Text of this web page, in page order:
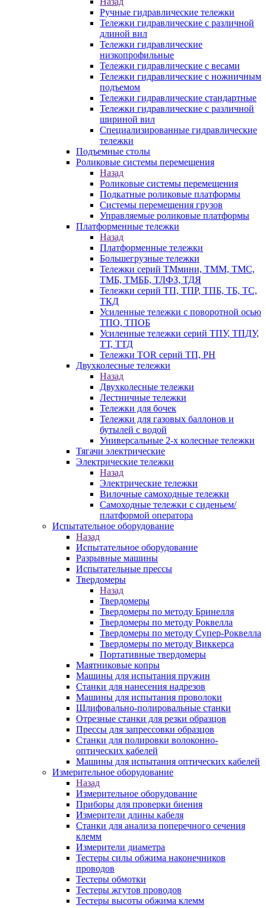
Ручные гидравлические тележки
Тележки гидравлические с различной
длиной вил
Тележки гидравлические
низкопрофильные
Тележки гидравлические с весами
Тележки гидравлические с ножничным
подъемом
Тележки гидравлические стандартные
Тележки гидравлические с различной
шириной вил
Специализированные гидравлические
тележки
Подъемные столы
Роликовые системы перемещения
Назад
Роликовые системы перемещения
Подкатные роликовые платформы
Системы перемещения грузов
Управляемые роликовые платформы
Платформенные тележки
Назад
Платформенные тележки
Большегрузные тележки
Тележки серий ТМмини, ТММ, ТМС,
ТМБ, ТМББ, ТЛФЗ, ТДЯ
Тележки серий ТП, ТПР, ТПБ, ТБ, ТС,
ТКД
Усиленные тележки с поворотной осью
ТПО, ТПОБ
Усиленные тележки серий ТПУ, ТПДУ,
ТТ, ТТД
Тележки TOR серий ТП, PH
Двухколесные тележки
Назад
Двухколесные тележки
Лестничные тележки
Тележки для бочек
Тележки для газовых баллонов и
бутылей с водой
Универсальные 2-х колесные тележки
Тягачи электрические
Электрические тележки
Назад
Электрические тележки
Вилочные самоходные тележки
Самоходные тележки с сиденьем/
платформой оператора
Испытательное оборудование
Назад
Испытательное оборудование
Разрывные машины
Испытательные прессы
Твердомеры
Назад
Твердомеры
Твердомеры по методу Бринелля
Твердомеры по методу Роквелла
Твердомеры по методу Супер-Роквелла
Твердомеры по методу Виккерса
Портативные твердомеры
Маятниковые копры
Машины для испытания пружин
Станки для нанесения надрезов
Машины для испытания проволоки
Шлифовально-полировальные станки
Отрезные станки для резки образцов
Прессы для запрессовки образцов
Станки для полировки волоконно-
оптических кабелей
Машины для испытания оптических кабелей
Измерительное оборудование
Назад
Измерительное оборудование
Приборы для проверки биения
Измерители длины кабеля
Станки для анализа поперечного сечения
клемм
Измерители диаметра
Тестеры силы обжима наконечников
проводов
Тестеры обмотки
Тестеры жгутов проводов
Тестеры высоты обжима клемм